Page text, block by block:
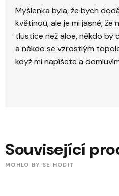
Související
Myšlenka byla, že bych
květinou, ale je mi jasné, že
tlustice než aloe, někdo by
a někdo se vzrostlým
když mi napíšete a